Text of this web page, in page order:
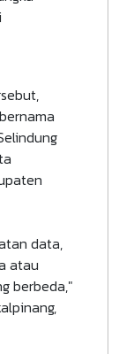
data,
atau
berbeda,"